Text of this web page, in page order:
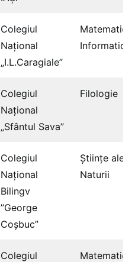
Colegiul
Naţional
„I.L.Caragiale”
Informatică
Colegiul
Naţional
„Sfântul Sava”
Filologie
Colegiul
Național
Bilingv
”George
Coșbuc”
Ştiinţe ale
Naturii
Colegiul